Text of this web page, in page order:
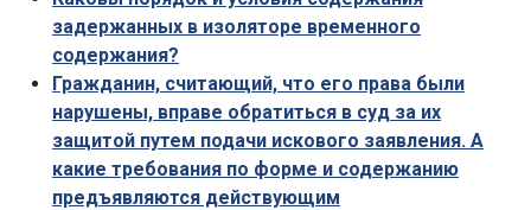
задержанных в изоляторе временного
содержания?
Гражданин, считающий, что его права были
нарушены, вправе обратиться в суд за их
защитой путем подачи искового заявления. А
какие требования по форме и содержанию
предъявляются действующим